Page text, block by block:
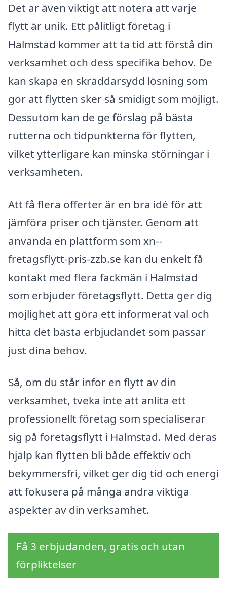
Det är även viktigt att notera att varje
flytt är unik. Ett pålitligt företag i
Halmstad kommer att ta tid att förstå din
verksamhet och dess specifika behov. De
kan skapa en skräddarsydd lösning som
gör att flytten sker så smidigt som möjligt.
Dessutom kan de ge förslag på bästa
rutterna och tidpunkterna för flytten,
vilket ytterligare kan minska störningar i
verksamheten.
Att få flera offerter är en bra idé för att
jämföra priser och tjänster. Genom att
använda en plattform som xn--
fretagsflytt-pris-zzb.se kan du enkelt få
kontakt med flera fackmän i Halmstad
som erbjuder företagsflytt. Detta ger dig
möjlighet att göra ett informerat val och
hitta det bästa erbjudandet som passar
just dina behov.
Så, om du står inför en flytt av din
verksamhet, tveka inte att anlita ett
professionellt företag som specialiserar
sig på företagsflytt i Halmstad. Med deras
hjälp kan flytten bli både effektiv och
bekymmersfri, vilket ger dig tid och energi
att fokusera på många andra viktiga
aspekter av din verksamhet.
Få 3 erbjudanden, gratis och utan
förpliktelser